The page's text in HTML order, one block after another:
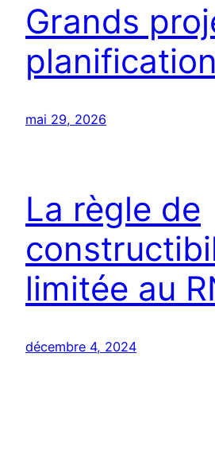
Grands
planification
mai 29, 2026
La règle de
limitée au
décembre 4, 2024